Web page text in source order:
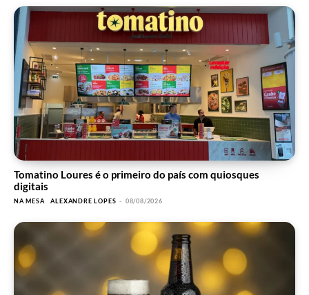
Tomatino Loures é o primeiro do país com quiosques
digitais
NA MESA ALEXANDRE LOPES - 08/08/2026